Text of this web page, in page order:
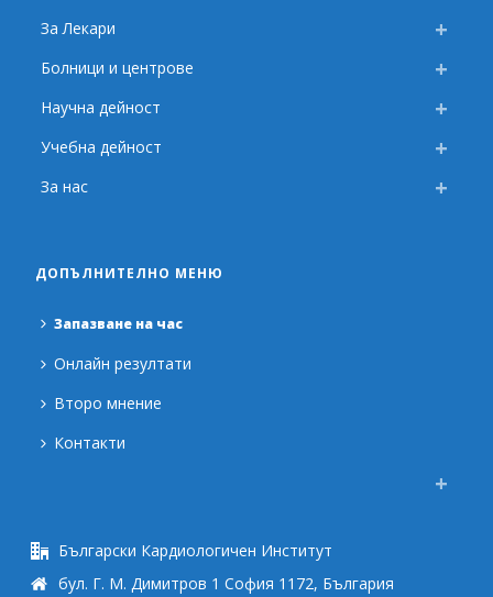
За Лекари
Болници и центрове
Научна дейност
Учебна дейност
За нас
ДОПЪЛНИТЕЛНО МЕНЮ
Запазване на час
Онлайн резултати
Второ мнение
Контакти
Български Кардиологичен Институт
бул. Г. М. Димитров 1 София 1172, България